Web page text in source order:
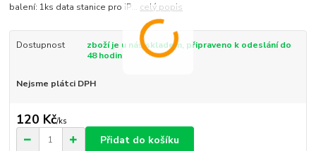
balení: 1ks data stanice pro iP... celý popis
Dostupnost
zboží je u nás skladem, připraveno k odeslání do
48 hodin
Nejsme plátci DPH
120 Kč/ks
Přidat do košíku